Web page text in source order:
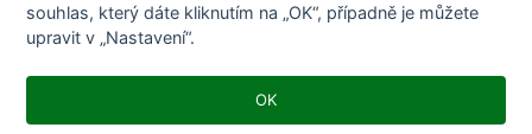
souhlas, který dáte kliknutím na „OK“, případně je můžete
upravit v „Nastavení“.
OK